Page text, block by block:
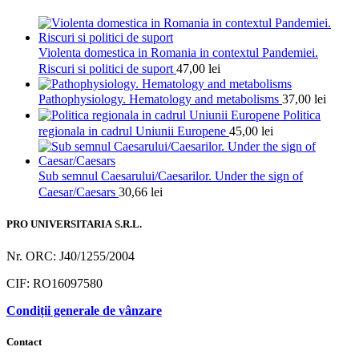
Violenta domestica in Romania in contextul Pandemiei.
Riscuri si politici de suport 47,00 lei
Pathophysiology. Hematology and metabolisms 37,00 lei
Politica
regionala in cadrul Uniunii Europene 45,00 lei
Sub semnul Caesarului/Caesarilor. Under the sign of
Caesar/Caesars 30,66 lei
PRO UNIVERSITARIA S.R.L.
Nr. ORC: J40/1255/2004
CIF: RO16097580
Condiții generale de vânzare
Contact